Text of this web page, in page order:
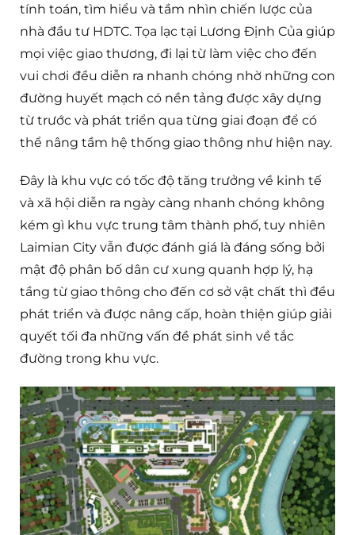
tính toán, tìm hiểu và tầm nhìn chiến lược của
nhà đầu tư HDTC. Tọa lạc tại Lương Định Của giúp
mọi việc giao thương, đi lại từ làm việc cho đến
vui chơi đều diễn ra nhanh chóng nhờ những con
đường huyết mạch có nền tảng được xây dựng
từ trước và phát triển qua từng giai đoạn để có
thể nâng tầm hệ thống giao thông như hiện nay.
Đây là khu vực có tốc độ tăng trưởng về kinh tế
và xã hội diễn ra ngày càng nhanh chóng không
kém gì khu vực trung tâm thành phố, tuy nhiên
Laimian City vẫn được đánh giá là đáng sống bởi
mật độ phân bố dân cư xung quanh hợp lý, hạ
tầng từ giao thông cho đến cơ sở vật chất thì đều
phát triển và được nâng cấp, hoàn thiện giúp giải
quyết tối đa những vấn đề phát sinh về tắc
đường trong khu vực.